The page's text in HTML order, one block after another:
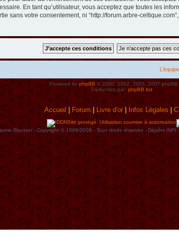
En tant qu’utilisateur, vous acceptez que toutes les
sans votre consentement, ni “http://forum.arbre-
Powered byphpBB© 2000, 2002, 2005, 2007 phpBB
Traduction par: phpBB.biz
Accueil|Forum|Livre d'or| Infos Lègales|
Site protégé. Utilisation soumise à autorisation
Roussel - Copyright © 1999/2009 - Tous droits rèservès - Dèpôts